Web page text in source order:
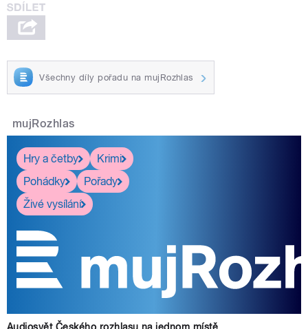
Všechny díly pořadu na mujRozhlas
mujRozhlas
Hry a četby
Krimi
Pohádky
Pořady
Živé vysílání